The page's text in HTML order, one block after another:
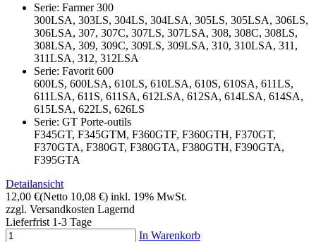
Serie: Farmer 300
300LSA, 303LS, 304LS, 304LSA, 305LS, 305LSA, 306LS,
306LSA, 307, 307C, 307LS, 307LSA, 308, 308C, 308LS,
308LSA, 309, 309C, 309LS, 309LSA, 310, 310LSA, 311,
311LSA, 312, 312LSA
Serie: Favorit 600
600LS, 600LSA, 610LS, 610LSA, 610S, 610SA, 611LS,
611LSA, 611S, 611SA, 612LSA, 612SA, 614LSA, 614SA,
615LSA, 622LS, 626LS
Serie: GT Porte-outils
F345GT, F345GTM, F360GTF, F360GTH, F370GT,
F370GTA, F380GT, F380GTA, F380GTH, F390GTA,
F395GTA
Detailansicht
12,00 €(Netto 10,08 €) inkl. 19% MwSt.
zzgl. Versandkosten Lagernd
Lieferfrist 1-3 Tage
In Warenkorb